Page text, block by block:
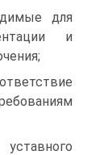
для
и